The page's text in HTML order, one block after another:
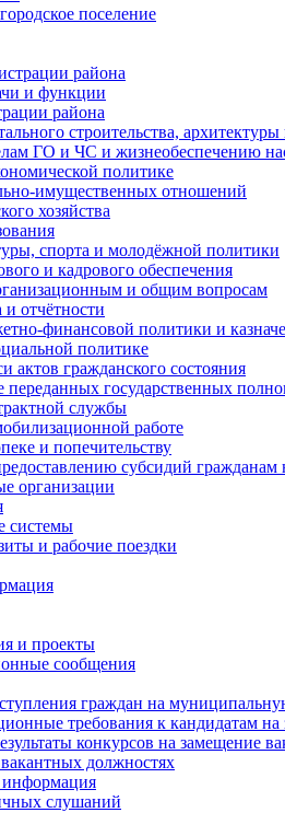
поселение
района
и функции
района
строительства,
ГО и ЧС и жизнеобеспечению
политике
имущественных отношений
хозяйства
спорта и молодёжной политики
и кадрового обеспечения
и общим вопросам
и отчётности
финансовой политики и
политике
актов гражданского состояния
переданных государственных
службы
работе
и попечительству
субсидий
организации
системы
и рабочие поездки
и проекты
сообщения
граждан на
требования к кандидатам
конкурсов на замещение
должностях
информация
слушаний